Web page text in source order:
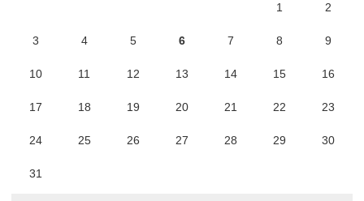
1 2
3 4 5 6 7 8 9
10 11 12 13 14 15 16
17 18 19 20 21 22 23
24 25 26 27 28 29 30
31